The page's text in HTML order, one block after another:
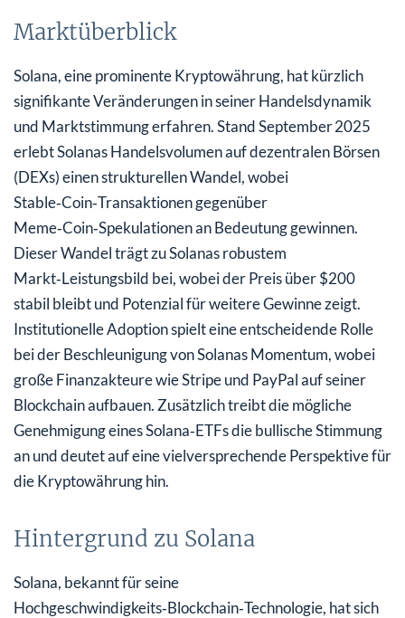
Marktüberblick
Solana, eine prominente Kryptowährung, hat kürzlich
signifikante Veränderungen in seiner Handelsdynamik
und Marktstimmung erfahren. Stand September 2025
erlebt Solanas Handelsvolumen auf dezentralen Börsen
(DEXs) einen strukturellen Wandel, wobei
Stable‑Coin‑Transaktionen gegenüber
Meme‑Coin‑Spekulationen an Bedeutung gewinnen.
Dieser Wandel trägt zu Solanas robustem
Markt‑Leistungsbild bei, wobei der Preis über $200
stabil bleibt und Potenzial für weitere Gewinne zeigt.
Institutionelle Adoption spielt eine entscheidende Rolle
bei der Beschleunigung von Solanas Momentum, wobei
große Finanzakteure wie Stripe und PayPal auf seiner
Blockchain aufbauen. Zusätzlich treibt die mögliche
Genehmigung eines Solana‑ETFs die bullische Stimmung
an und deutet auf eine vielversprechende Perspektive für
die Kryptowährung hin.
Hintergrund zu Solana
Solana, bekannt für seine
Hochgeschwindigkeits‑Blockchain‑Technologie, hat sich